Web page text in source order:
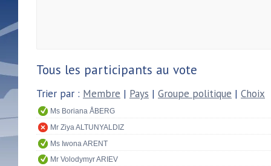
Tous les participants au vote
Trier par : Membre | Pays | Groupe politique | Choix
Ms Boriana ÅBERG
Mr Ziya ALTUNYALDIZ
Ms Iwona ARENT
Mr Volodymyr ARIEV